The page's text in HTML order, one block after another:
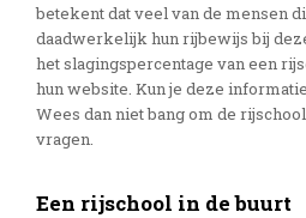
betekent dat veel van de mensen
daadwerkelijk hun rijbewijs bij
het slagingspercentage van een
hun website. Kun je deze
Wees dan niet bang om de
vragen.
Een rijschool in de buurt